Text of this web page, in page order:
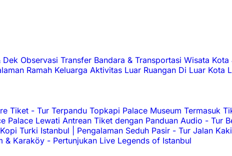
Dek Observasi Transfer Bandara & Transportasi Wisata Kota
Ramah Keluarga Aktivitas Luar Ruangan Di Luar Kota
Tiket - Tur Terpandu Topkapi Palace Museum Termasuk
Palace Lewati Antrean Tiket dengan Panduan Audio - Tur
Turki Istanbul | Pengalaman Seduh Pasir - Tur Jalan
& Karaköy - Pertunjukan Live Legends of Istanbul